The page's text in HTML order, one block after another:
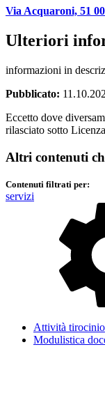
Via Acquaroni, 51
Ulteriori
informazioni in
Pubblicato:
Eccetto dove
rilasciato sotto
Altri contenuti
Contenuti filtrati per:
servizi
Attività tirocinio
Modulistica